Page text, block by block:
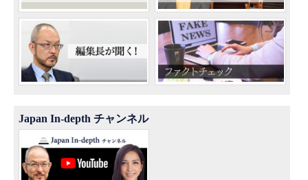
Japan In-depth チャンネル